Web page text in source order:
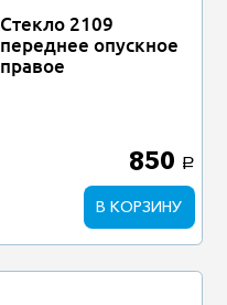
Стекло 2109
переднее опускное
правое
850 a
В КОРЗИНУ